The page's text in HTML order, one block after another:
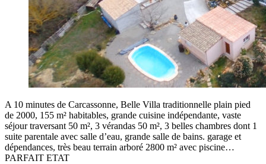
A 10 minutes de Carcassonne, Belle Villa traditionnelle plain pied
de 2000, 155 m² habitables, grande cuisine indépendante, vaste
séjour traversant 50 m², 3 vérandas 50 m², 3 belles chambres dont 1
suite parentale avec salle d’eau, grande salle de bains. garage et
dépendances, très beau terrain arboré 2800 m² avec piscine…
PARFAIT ETAT